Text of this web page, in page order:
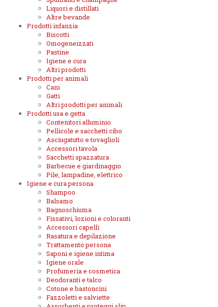
Liquori e distillati
Altre bevande
Prodotti infanzia
Biscotti
Omogeneizzati
Pastine
Igiene e cura
Altri prodotti
Prodotti per animali
Cani
Gatti
Altri prodotti per animali
Prodotti usa e getta
Contenitori alluminio
Pellicole e sacchetti cibo
Asciugatutto e tovaglioli
Accessori tavola
Sacchetti spazzatura
Barbecue e giardinaggio
Pile, lampadine, elettrico
Igiene e cura persona
Shampoo
Balsamo
Bagnoschiuma
Fissativi, lozioni e coloranti
Accessori capelli
Rasatura e depilazione
Trattamento persona
Saponi e igiene intima
Igiene orale
Profumeria e cosmetica
Deodoranti e talco
Cotone e bastoncini
Fazzoletti e salviette